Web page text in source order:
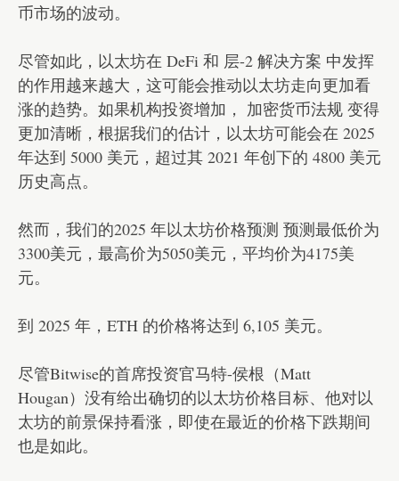
币市场的波动。
尽管如此，以太坊在 DeFi 和 层-2 解决方案 中发挥
的作用越来越大，这可能会推动以太坊走向更加看
涨的趋势。如果机构投资增加， 加密货币法规 变得
更加清晰，根据我们的估计，以太坊可能会在 2025
年达到 5000 美元，超过其 2021 年创下的 4800 美元
历史高点。
然而，我们的2025 年以太坊价格预测 预测最低价为
3300美元，最高价为5050美元，平均价为4175美
元。
到 2025 年，ETH 的价格将达到 6,105 美元。
尽管Bitwise的首席投资官马特-侯根（Matt
Hougan）没有给出确切的以太坊价格目标、他对以
太坊的前景保持看涨，即使在最近的价格下跌期间
也是如此。